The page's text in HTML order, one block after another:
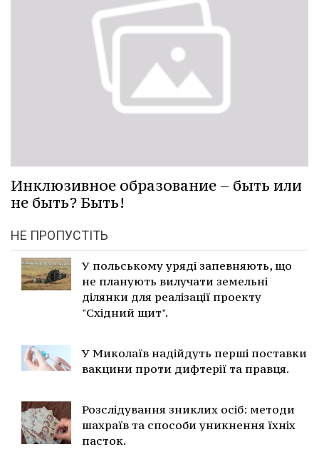
Инклюзивное образование – быть или
не быть? Быть!
НЕ ПРОПУСТІТЬ
У польському уряді запевняють, що
не планують вилучати земельні
ділянки для реалізації проекту
"Східний щит".
У Миколаїв надійдуть перші поставки
вакцини проти дифтерії та правця.
Розслідування зниклих осіб: методи
шахраїв та способи уникнення їхніх
пасток.